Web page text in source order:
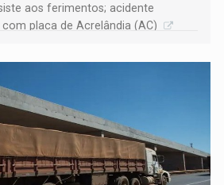
aos ferimentos; acidente
placa de Acrelândia (AC)